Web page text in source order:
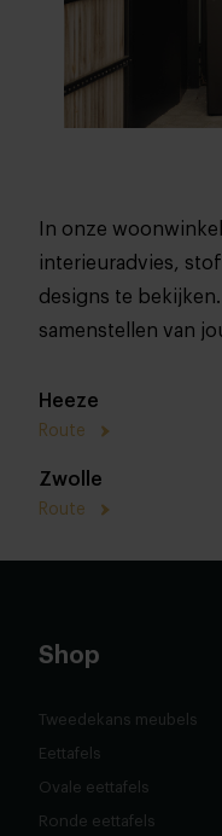
In onze
interieuradvies,
designs te
samenstellen van
Heeze
Route
Zwolle
Route
Shop
Tweedekans meubels
Eettafels
Ovale eettafels
Ronde eettafels